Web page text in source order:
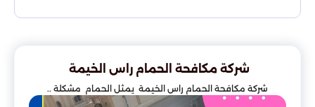
شركة مكافحة الحمام راس الخيمة
شركة مكافحة الحمام راس الخيمة يمثل الحمام مشكلة ..